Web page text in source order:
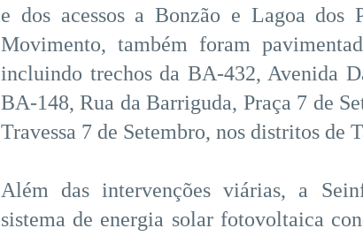
e dos acessos a Bonzão e Lagoa dos
Movimento, também foram
incluindo trechos da BA-432, Avenida
BA-148, Rua da Barriguda, Praça 7 de
Travessa 7 de Setembro, nos distritos de
Além das intervenções viárias, a
sistema de energia solar fotovoltaica